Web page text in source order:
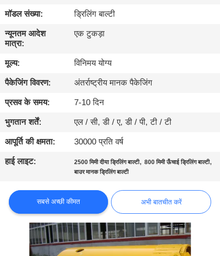
हमारे
बारे
में
कारखाना
भ्रमण
गुणवत्ता
नियंत्रण
संपर्क
करें
मॉडल संख्या: ड्रिलिंग बाल्टी
न्यूनतम आदेश
मात्रा:
एक टुकड़ा
मूल्य: विनिमय योग्य
पैकेजिंग विवरण: अंतर्राष्ट्रीय मानक पैकेजिंग
प्रसव के समय: 7-10 दिन
भुगतान शर्तें: एल / सी, डी / ए, डी / पी, टी / टी
आपूर्ति की क्षमता: 30000 प्रति वर्ष
हाई लाइट: 2500 मिमी दीया ड्रिलिंग बाल्टी,800 मिमी ऊँचाई ड्रिलिंग बाल्टी,
बाउर मानक ड्रिलिंग बाल्टी
सबसे अच्छी कीमत अभी बातचीत करें